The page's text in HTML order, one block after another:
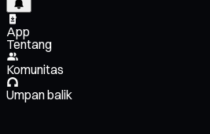
App
Tentang
Komunitas
Umpan balik